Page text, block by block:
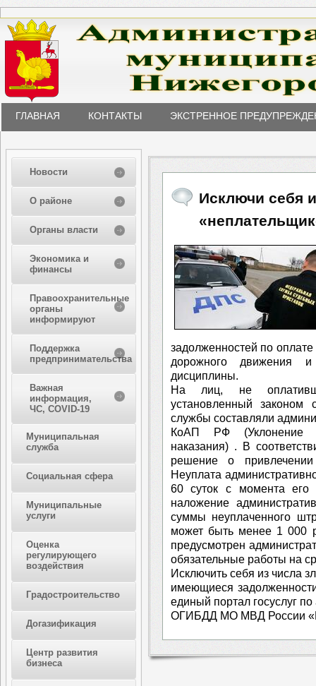
ГЛАВНАЯ КОНТАКТЫ ЭКСТРЕННОЕ
Новости
О районе
Органы власти
Экономика и
финансы
Правоохранительные
органы
информируют
Поддержка
предпринимательства
Важная
информация,
ЧС, COVID-19
Муниципальная
служба
Социальная сфера
Муниципальные
услуги
Оценка
регулирующего
воздействия
Градостроительство
Догазификация
Центр развития
бизнеса
Исключи себя
задолженностей по
дорожного движения
дисциплины.
На лиц, не
установленный законом
службы составляли
КоАП РФ (Уклонение
наказания) . В
решение о
Неуплата
60 суток с момента его
наложение
суммы неуплаченного
может быть менее 1 000
предусмотрен
обязательные работы на
Исключить себя из числа
имеющиеся
единый портал госуслуг
ОГИБДД МО МВД России